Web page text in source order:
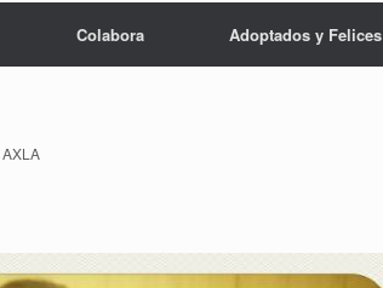
Colabora Adoptados y Felices
AXLA